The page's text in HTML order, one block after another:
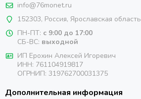
info@76monet.ru
152303, Россия, Ярославская область
ПН-ПТ: с 9:00 до 17:00
СБ-ВС: выходной
ИП Ерохин Алексей Игоревич
ИНН: 761104919817
ОГРНИП: 319762700031375
Дополнительная информация